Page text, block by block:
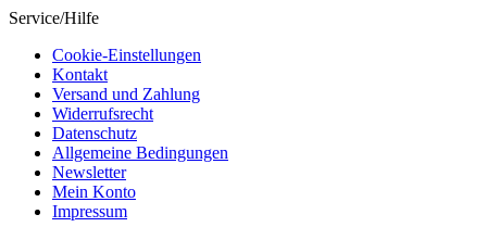
Service/Hilfe
Cookie-Einstellungen
Kontakt
Versand und Zahlung
Widerrufsrecht
Datenschutz
Allgemeine Bedingungen
Newsletter
Mein Konto
Impressum